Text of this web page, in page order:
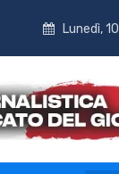
Lunedì,